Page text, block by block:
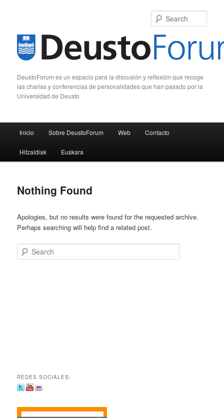
DeustoForum es un espacio para la discusión y reflexión que recoge
las charlas y conferencias de personalidades que han pasado por la
Universidad de Deusto
Skip to primary content
Skip to secondary content
Inicio Sobre DeustoForum Web Contacto
Hitzaldiak Euskara
Nothing Found
Apologies, but no results were found for the requested archive.
Perhaps searching will help find a related post.
Search
REDES SOCIALES: